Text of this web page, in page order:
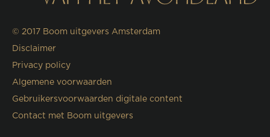
© 2017 Boom uitgevers Amsterdam
Disclaimer
Privacy policy
Algemene voorwaarden
Gebruikersvoorwaarden digitale content
Contact met Boom uitgevers